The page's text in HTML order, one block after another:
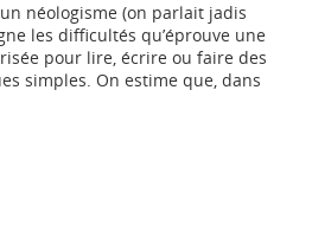
néologisme (on parlait jadis
les difficultés qu’éprouve une
pour lire, écrire ou faire des
simples. On estime que, dans